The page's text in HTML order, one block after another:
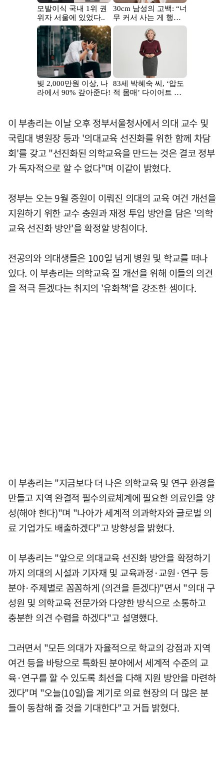
이 부총리는 이날 오후 정부서울청사에서 의대 교수 및
국립대 병원장 등과 '의대교육 선진화를 위한 함께 차담
회'를 갖고 "선진화된 의학교육을 만드는 것은 결코 정부
가 독자적으로 할 수 없다"며 이같이 밝혔다.
정부는 오는 9월 증원이 이뤄진 의대의 교육 여건 개선을
지원하기 위한 교수 충원과 재정 투입 방안을 담은 '의학
교육 선진화 방안'을 확정할 방침이다.
전공의와 의대생들은 100일 넘게 병원 및 학교를 떠나
있다. 이 부총리는 의학교육 질 개선을 위해 이들의 의견
을 적극 듣겠다는 취지의 '유화책'을 강조한 셈이다.
이 부총리는 "지금보다 더 나은 의학교육 및 연구 환경을
만들고 지역 완결적 필수의료체계에 필요한 의료인을 양
성(해야 한다)"며 "나아가 세계적 의과학자와 글로벌 의
료 기업가도 배출하겠다"고 방향성을 밝혔다.
이 부총리는 "앞으로 의대교육 선진화 방안을 확정하기
까지 의대의 시설과 기자재 및 교육과정·교원·연구 등
분야·주제별로 꼼꼼하게 (의견을 듣겠다)"면서 "의대 구
성원 및 의학교육 전문가와 다양한 방식으로 소통하고
충분한 의견 수렴을 하겠다"고 설명했다.
그러면서 "모든 의대가 자율적으로 학교의 강점과 지역
여건 등을 바탕으로 특화된 분야에서 세계적 수준의 교
육·연구를 할 수 있도록 최선을 다해 지원 방안을 마련하
겠다"며 "오늘(10일)을 계기로 의료 현장의 더 많은 분
들이 동참해 줄 것을 기대한다"고 거듭 밝혔다.